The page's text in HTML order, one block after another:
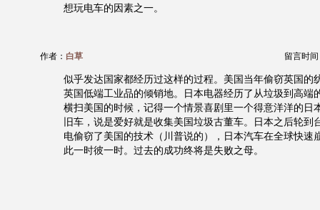
想玩电车的因素之一。
作者： 白草 留言时间
似乎发达国家都经历过这样的过程。美国当年偷窃英国的
英国低端工业品的倾销地。日本电器经历了从垃圾到高端
横扫美国的时候，记得一个情景喜剧里一个得意洋洋的日
旧车，说是爱好就是收集美国垃圾古董车。日本之后轮到
电偷窃了美国的技术（川普说的），日本汽车在全球快速
此一时彼一时。过去的成功终将是失败之母。